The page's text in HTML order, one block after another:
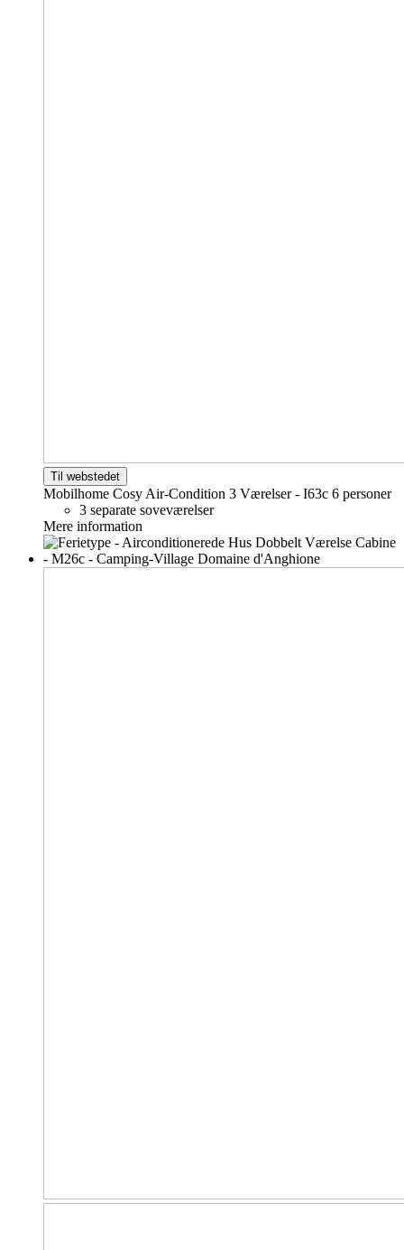
Til webstedet
Mobilhome Cosy Air-Condition 3 Værelser - I63c 6 personer
3 separate soveværelser
Mere information